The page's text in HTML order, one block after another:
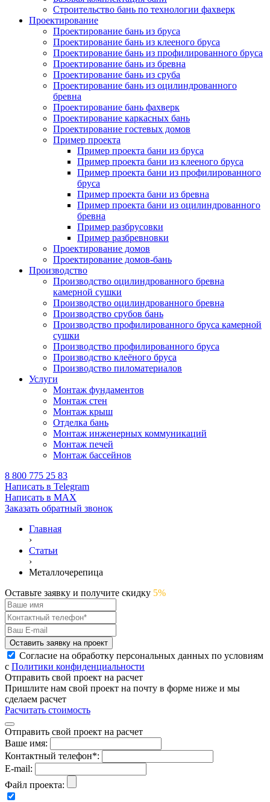
Строительство бань по технологии фахверк
Проектирование
Проектирование бань из бруса
Проектирование бань из клееного бруса
Проектирование бань из профилированного бруса
Проектирование бань из бревна
Проектирование бань из сруба
Проектирование бань из оцилиндрованного
бревна
Проектирование бань фахверк
Проектирование каркасных бань
Проектирование гостевых домов
Пример проекта
Пример проекта бани из бруса
Пример проекта бани из клееного бруса
Пример проекта бани из профилированного
бруса
Пример проекта бани из бревна
Пример проекта бани из оцилиндрованного
бревна
Пример разбрусовки
Пример разбревновки
Проектирование домов
Проектирование домов-бань
Производство
Производство оцилиндрованного бревна
камерной сушки
Производство оцилиндрованного бревна
Производство срубов бань
Производство профилированного бруса камерной
сушки
Производство профилированного бруса
Производство клеёного бруса
Производство пиломатериалов
Услуги
Монтаж фундаментов
Монтаж стен
Монтаж крыш
Отделка бань
Монтаж инженерных коммуникаций
Монтаж печей
Монтаж бассейнов
8 800 775 25 83
Написать в Telegram
Написать в MAX
Заказать обратный звонок
Главная
›
Статьи
›
Металлочерепица
Оставьте заявку и получите скидку 5%
Оставить заявку на проект
Согласие на обработку персональных данных по условиям
с Политики конфиденциальности
Отправить свой проект на расчет
Пришлите нам свой проект на почту в форме ниже и мы
сделаем расчет
Расчитать стоимость
Отправить свой проект на расчет
Ваше имя:
Контактный телефон*:
E-mail:
Файл проекта: